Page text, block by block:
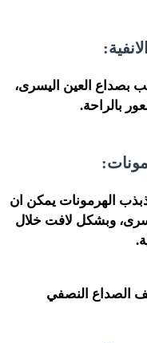
بصداع العين اليسرى،
بالراحة.
الهرمونات يمكن ان
وبشكل لافت خلال
الصداع النصفي